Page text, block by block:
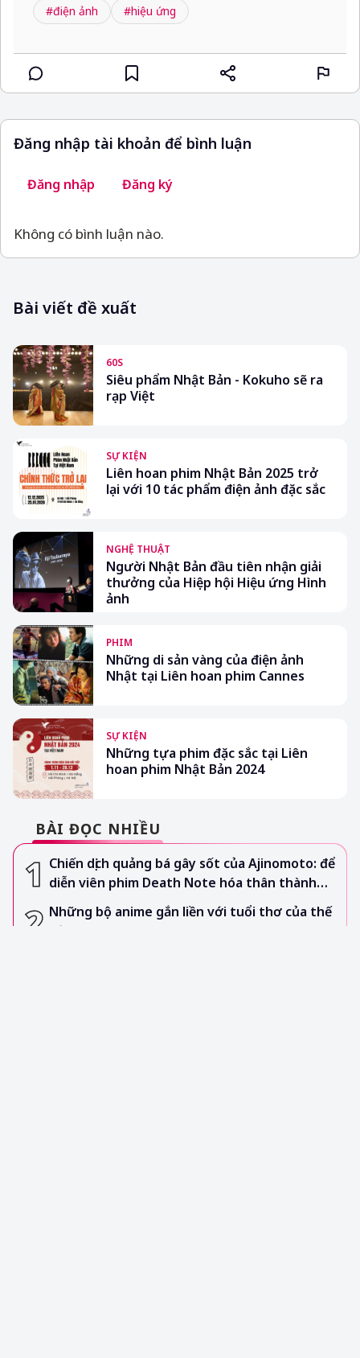
#điện ảnh #hiệu ứng
Đăng nhập tài khoản để bình luận
Đăng nhập Đăng ký
Không có bình luận nào.
Bài viết đề xuất
60S
Siêu phẩm Nhật Bản - Kokuho sẽ ra
rạp Việt
SỰ KIỆN
Liên hoan phim Nhật Bản 2025 trở
lại với 10 tác phẩm điện ảnh đặc sắc
NGHỆ THUẬT
Người Nhật Bản đầu tiên nhận giải
thưởng của Hiệp hội Hiệu ứng Hình
ảnh
PHIM
Những di sản vàng của điện ảnh
Nhật tại Liên hoan phim Cannes
SỰ KIỆN
Những tựa phim đặc sắc tại Liên
hoan phim Nhật Bản 2024
BÀI ĐỌC NHIỀU
Chiến dịch quảng bá gây sốt của Ajinomoto: để
diễn viên phim Death Note hóa thân thành…
Những bộ anime gắn liền với tuổi thơ của thế
hệ 8x, 9x (P.1)